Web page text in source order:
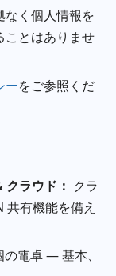
なく個人情報を
ことはありませ
ーをご参照くだ
ラウド： クラ
共有機能を備え
電卓 — 基本、